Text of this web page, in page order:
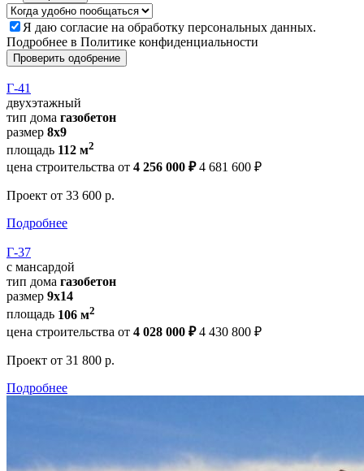
Я даю согласие на обработку персональных данных.
Подробнее в Политике конфиденциальности
Проверить одобрение
Г-41
двухэтажный
тип дома газобетон
размер 8х9
площадь 112 м2
цена строительства от 4 256 000 ₽ 4 681 600 ₽
Проект от 33 600 р.
Подробнее
Г-37
с мансардой
тип дома газобетон
размер 9х14
площадь 106 м2
цена строительства от 4 028 000 ₽ 4 430 800 ₽
Проект от 31 800 р.
Подробнее